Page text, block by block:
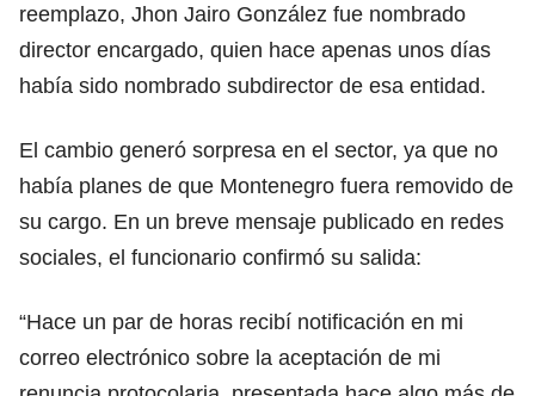
reemplazo, Jhon Jairo González fue nombrado
director encargado, quien hace apenas unos días
había sido nombrado subdirector de esa entidad.
El cambio generó sorpresa en el sector, ya que no
había planes de que Montenegro fuera removido de
su cargo. En un breve mensaje publicado en redes
sociales, el funcionario confirmó su salida:
“Hace un par de horas recibí notificación en mi
correo electrónico sobre la aceptación de mi